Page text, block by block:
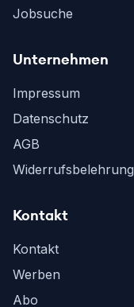
Jobsuche
Unternehmen
Impressum
Datenschutz
AGB
Widerrufsbelehrung
Kontakt
Kontakt
Werben
Abo